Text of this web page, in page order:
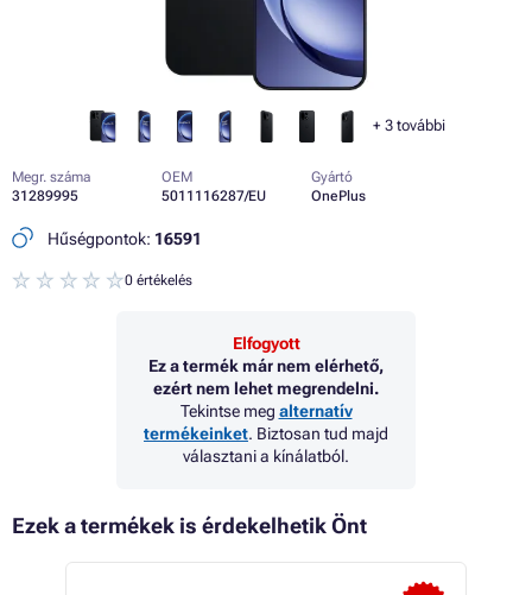
+ 3további
Megr. száma
31289995
OEM
5011116287/EU
Gyártó
OnePlus
Hűségpontok: 16591
0 értékelés
Elfogyott
Ez a termék már nem elérhető,
ezért nem lehet megrendelni.
Tekintse meg alternatív
termékeinket. Biztosan tud majd
választani a kínálatból.
Ezek a termékek is érdekelhetik Önt